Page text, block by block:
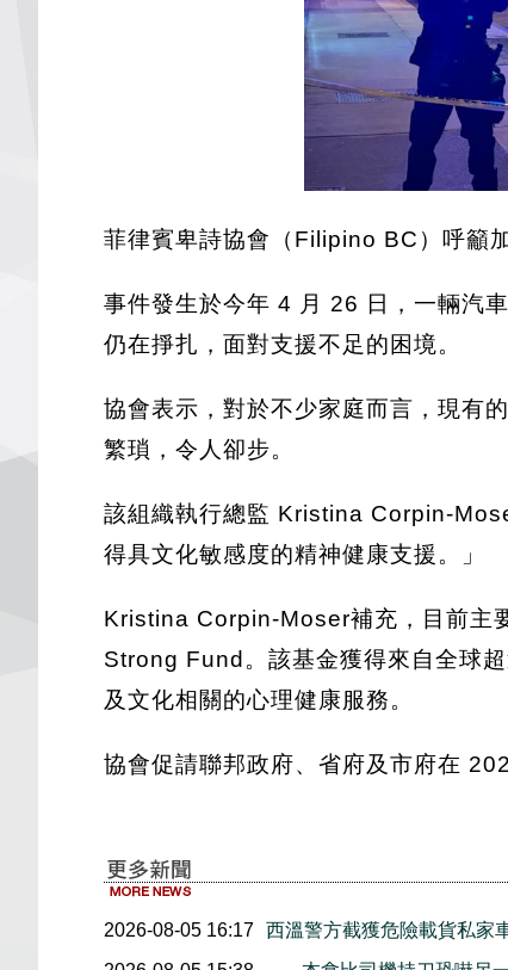
菲律賓卑詩協會（Filipino BC）呼籲
事件發生於今年 4 月 26 日，一輛汽
仍在掙扎，面對支援不足的困境。
協會表示，對於不少家庭而言，現有
繁瑣，令人卻步。
該組織執行總監 Kristina Corpin-
得具文化敏感度的精神健康支援。」
Kristina Corpin-Moser補充，目前主
Strong Fund。該基金獲得來自全球
及文化相關的心理健康服務。
協會促請聯邦政府、省府及市府在
2026-08-05 16:17 西溫警方截獲危險載貨私家